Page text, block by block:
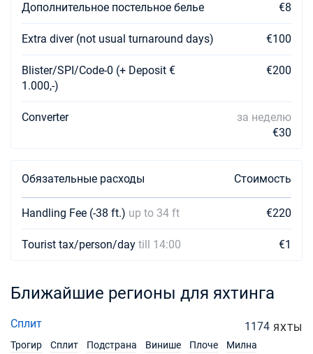
Дополнительное постельное белье €8
Extra diver (not usual turnaround days) €100
Blister/SPI/Code-0 (+ Deposit €
1.000,-)
€200
Converter
за неделю
€30
Обязательные расходы Стоимость
Handling Fee (-38 ft.) up to 34 ft €220
Tourist tax/person/day till 14:00 €1
Ближайшие регионы для яхтинга
Сплит 1174 ЯХТЫ
Трогир
Сплит Подстрана Винише Плоче
Милна